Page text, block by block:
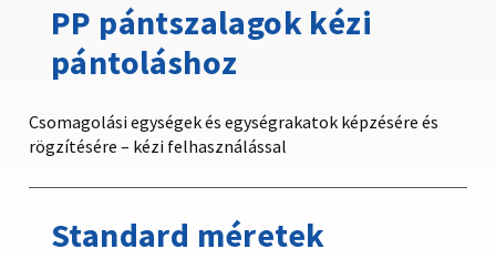
PP pántszalagok kézi
pántoláshoz
Csomagolási egységek és egységrakatok képzésére és
rögzítésére – kézi felhasználással
Standard méretek